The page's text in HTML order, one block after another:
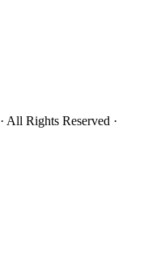
· All Rights Reserved ·